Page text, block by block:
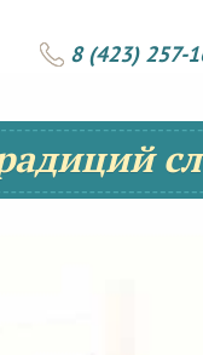
8 (423) 257-